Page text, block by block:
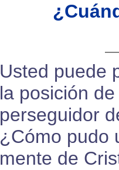
Usted puede
la posición
perseguidor
¿Cómo pudo
mente de